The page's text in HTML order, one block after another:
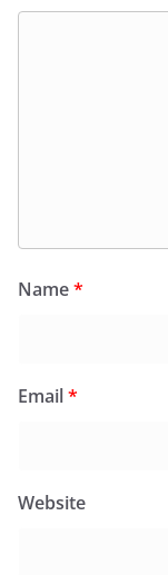
Name*
Email*
Website